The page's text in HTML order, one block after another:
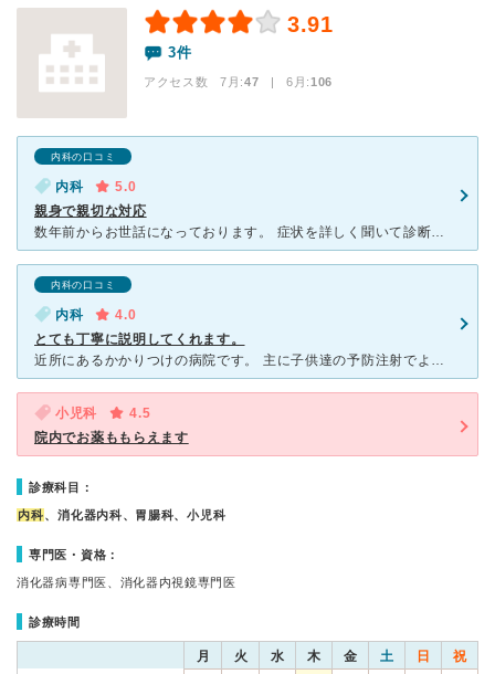
3.91
3件
アクセス数 7月:47 | 6月:106
内科の口コミ
内科
5.0
親身で親切な対応
数年前からお世話になっております。 症状を詳しく聞いて診断してくれます。 例えば「お腹が痛い」と言うと、いつからどんな風に痛いのか、痛みの種類はどうか詳しく聞かれ、実際ベッドに横になって痛む位
内科の口コミ
内科
4.0
とても丁寧に説明してくれます。
近所にあるかかりつけの病院です。 主に子供達の予防注射でよくお世話になります。 先生は日本の方ではないようですが、とても丁寧に説明してくれます。 予防注射はあと何回、何々受けなきゃいけないと母子
小児科
4.5
院内でお薬ももらえます
診療科目：
内科、消化器内科、胃腸科、小児科
専門医・資格：
消化器病専門医、消化器内視鏡専門医
診療時間
月 火 水 木 金 土 日 祝